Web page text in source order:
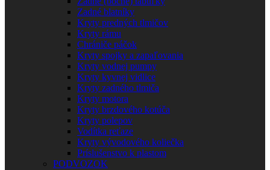
Zadné blatníky
Kryty predných tlmičov
Kryty rámu
Chrániče páčok
Kryty spojky a zapaľovania
Kryty vodnej pumpy
Kryty kyvnej vidlice
Kryty zadného tlmiča
Kryty motora
Kryty brzdového kotúča
Kryty polepov
Vodítka reťaze
Kryty vývodového koliečka
Príslušenstvo k plastom
PODVOZOK